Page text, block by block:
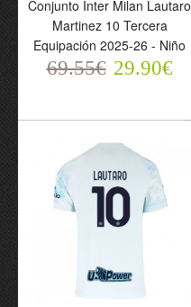
Conjunto Inter Milan Lautaro
Martinez 10 Tercera
Equipación 2025-26 - Niño
69.55€ 29.90€